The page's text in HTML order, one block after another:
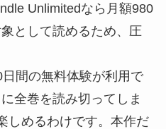
Unlimitedなら月額980
として読めるため、圧
間の無料体験が利用で
全巻を読み切ってしま
しめるわけです。本作だ